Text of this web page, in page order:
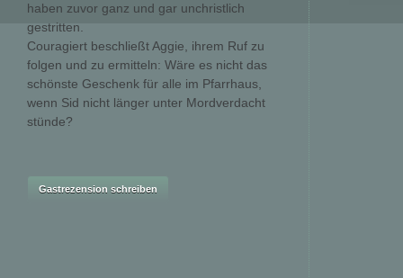
haben zuvor ganz und gar unchristlich
gestritten.
Couragiert beschließt Aggie, ihrem Ruf zu
folgen und zu ermitteln: Wäre es nicht das
schönste Geschenk für alle im Pfarrhaus,
wenn Sid nicht länger unter Mordverdacht
stünde?